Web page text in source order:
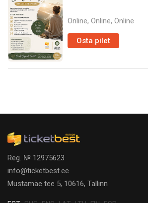
Online, Online, Online
Osta pilet
Reg. № 12975623
info@ticketbest.ee
Mustamäe tee 5, 10616, Tallinn